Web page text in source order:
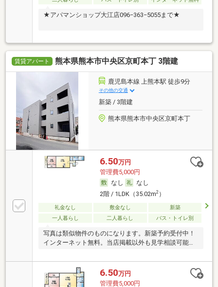
★アパマンショップ大江店096−363−5055まで★
賃貸アパート 熊本県熊本市中央区京町本丁 3階建
鹿児島本線 上熊本駅 徒歩9分
その他の交通
新築 / 3階建
熊本県熊本市中央区京町本丁
6.50万円
管理費5,000円
なし
なし
2階 / 1LDK（35.02m2）
礼金なし 敷金なし
新築
一人暮らし
二人暮らし バス・トイレ別
写真は類似物件のものになります。新築予約受付中！
インターネット無料。当店掲載以外も見学相談可能で
6.50万円
管理費5,000円